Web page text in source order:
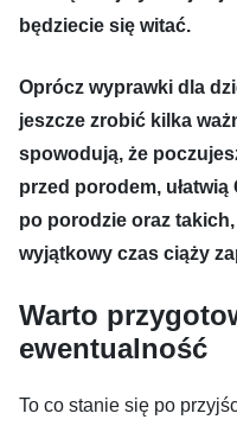
będziecie się witać.
Oprócz wyprawki dla
jeszcze zrobić kilka
spowodują, że
przed porodem,
po porodzie oraz
wyjątkowy czas ciąży
Warto
ewentualność
To co stanie się po